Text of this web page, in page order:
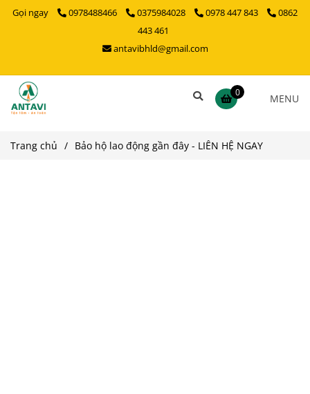
Gọi ngay 0978488466 0375984028 0978 447 843
0862
443 461
antavibhld@gmail.com
0 MENU
Trang chủ / Bảo hộ lao động gần đây - LIÊN HỆ NGAY